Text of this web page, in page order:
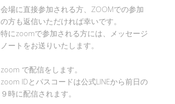
会場に直接参加される方、ZOOMでの参加
の方も返信いただければ幸いです。
特にzoomで参加される方には、メッセージ
ノートをお送りいたします。
zoom で配信をします。
zoom IDとパスコードは公式LINEから前日の
９時に配信されます。